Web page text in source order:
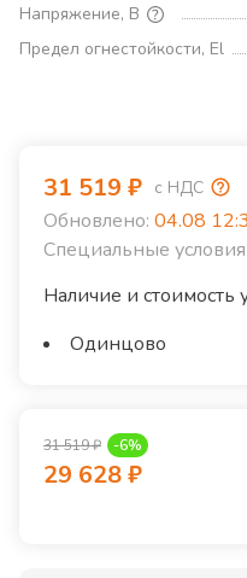
Напряжение, В
Предел огнестойкости, El
31 519 ₽ с НДС
Обновлено: 04.08
Специальные
Наличие и стоимость
Одинцово
31 519₽ -6%
29 628₽